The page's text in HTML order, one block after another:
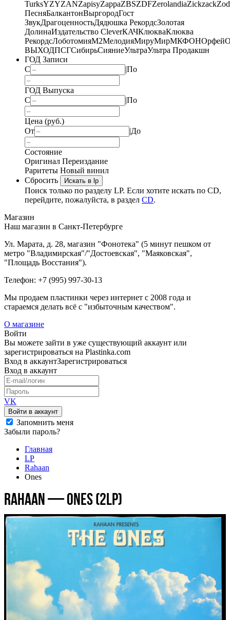
TurksYZYZANZapisyZappaZBSZDFZerolandiaZickzack
ПесняБалкантонВыргородГост
ЗвукДрагоценностьДядюшка РекордсЗолотая
ДолинаИздательство CleverКАЧКлюкваКлюква
РекордсЛоботомияМ2МелодияМируМирМКФОНОрфей
ВЫХОДПСГСибирьСияниеУльтраУльтра Продакшн
ГОД Записи
С
|По
ГОД Выпуска
С
|По
Цена (руб.)
От
|До
Состояние
Оригинал Переиздание
Раритеты Новый винил
Сбросить
Искать в lp
Поиск только по разделу LP. Если хотите искать по CD,
перейдите, пожалуйста, в раздел CD.
Магазин
Наш магазин в Санкт-Петербурге
Ул. Марата, д. 28, магазин "Фонотека" (5 минут пешком от
метро "Владимирская"/"Достоевская", "Маяковская",
"Площадь Восстания").
Телефон: +7 (995) 997-30-13
Мы продаем пластинки через интернет c 2008 года и
стараемся делать всё с "избыточным качеством".
О магазине
Войти
Вы можете зайти в уже существующий аккаунт или
зарегистрироваться на Plastinka.com
Вход в аккаунтЗарегистрироваться
Вход в аккаунт
VK
Войти в аккаунт
Запомнить меня
Забыли пароль?
Главная
LP
Rahaan
Ones
Rahaan — Ones (2LP)